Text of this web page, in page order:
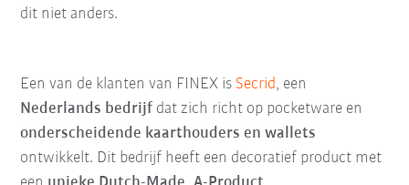
dit niet anders.
Een van de klanten van FINEX is Secrid, een
Nederlands bedrijf dat zich richt op pocketware en
onderscheidende kaarthouders en wallets
ontwikkelt. Dit bedrijf heeft een decoratief product met